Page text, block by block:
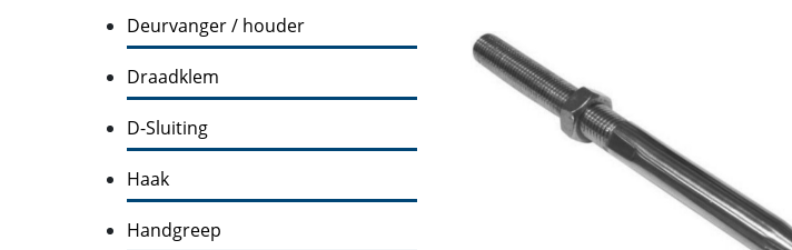
Deurvanger / houder
Draadklem
D-Sluiting
Haak
Handgreep